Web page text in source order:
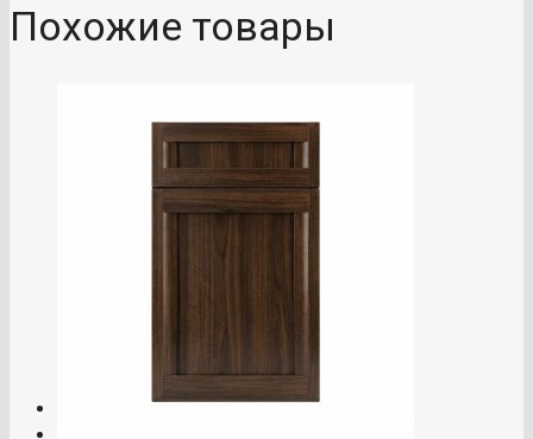
О КОМПАНИИ
Похожие товары